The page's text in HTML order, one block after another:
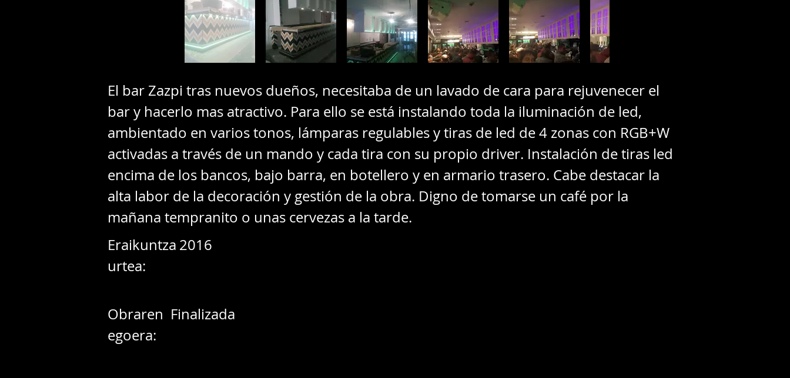
El bar Zazpi tras nuevos dueños, necesitaba de un lavado de cara para rejuvenecer el
bar y hacerlo mas atractivo. Para ello se está instalando toda la iluminación de led,
ambientado en varios tonos, lámparas regulables y tiras de led de 4 zonas con RGB+W
activadas a través de un mando y cada tira con su propio driver. Instalación de tiras led
encima de los bancos, bajo barra, en botellero y en armario trasero. Cabe destacar la
alta labor de la decoración y gestión de la obra. Digno de tomarse un café por la
mañana tempranito o unas cervezas a la tarde.
2016
Eraikuntza
urtea:
Obraren
egoera:
Finalizada